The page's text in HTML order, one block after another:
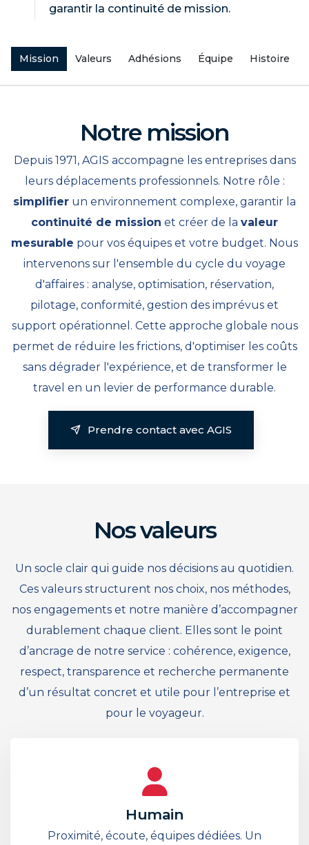
garantir la continuité de mission.
Mission Valeurs Adhésions Équipe Histoire
Notre mission
Depuis 1971, AGIS accompagne les entreprises dans
leurs déplacements professionnels. Notre rôle :
simplifier un environnement complexe, garantir la
continuité de mission et créer de la valeur
mesurable pour vos équipes et votre budget. Nous
intervenons sur l'ensemble du cycle du voyage
d'affaires : analyse, optimisation, réservation,
pilotage, conformité, gestion des imprévus et
support opérationnel. Cette approche globale nous
permet de réduire les frictions, d'optimiser les coûts
sans dégrader l'expérience, et de transformer le
travel en un levier de performance durable.
Prendre contact avec AGIS
Nos valeurs
Un socle clair qui guide nos décisions au quotidien.
Ces valeurs structurent nos choix, nos méthodes,
nos engagements et notre manière d’accompagner
durablement chaque client. Elles sont le point
d’ancrage de notre service : cohérence, exigence,
respect, transparence et recherche permanente
d’un résultat concret et utile pour l’entreprise et
pour le voyageur.
Humain
Proximité, écoute, équipes dédiées. Un